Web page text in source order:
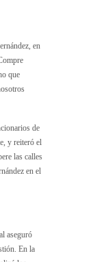
en
que
de
y reiteró el
las calles
en el
aseguró
En la